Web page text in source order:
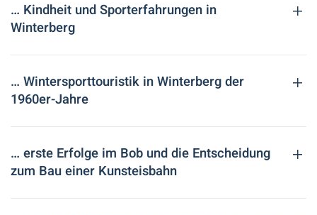
… Kindheit und Sporterfahrungen in
Winterberg
… Wintersporttouristik in Winterberg der
1960er-Jahre
… erste Erfolge im Bob und die Entscheidung
zum Bau einer Kunsteisbahn